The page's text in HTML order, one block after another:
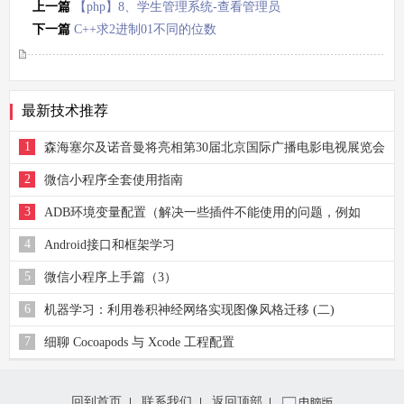
上一篇
【php】8、学生管理系统-查看管理员
下一篇 C++求2进制01不同的位数
最新技术推荐
1 森海塞尔及诺音曼将亮相第30届北京国际广播电影电视展览会
2 微信小程序全套使用指南
3 ADB环境变量配置（解决一些插件不能使用的问题，例如
Genymotion、自带的UI查看器等）
4 Android接口和框架学习
5 微信小程序上手篇（3）
6 机器学习：利用卷积神经网络实现图像风格迁移 (二)
7 细聊 Cocoapods 与 Xcode 工程配置